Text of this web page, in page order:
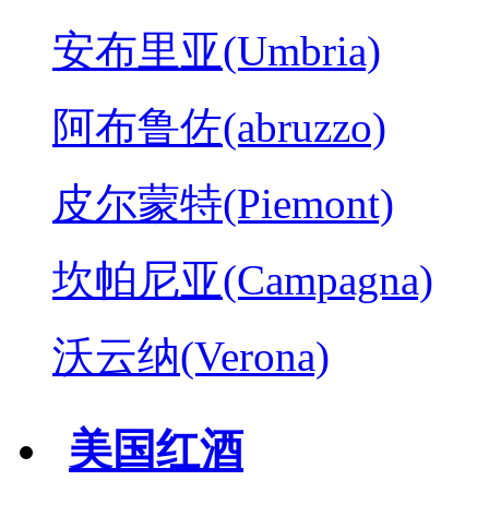
安布里亚(Umbria)
阿布鲁佐(abruzzo)
皮尔蒙特(Piemont)
坎帕尼亚(Campagna)
沃云纳(Verona)
美国红酒